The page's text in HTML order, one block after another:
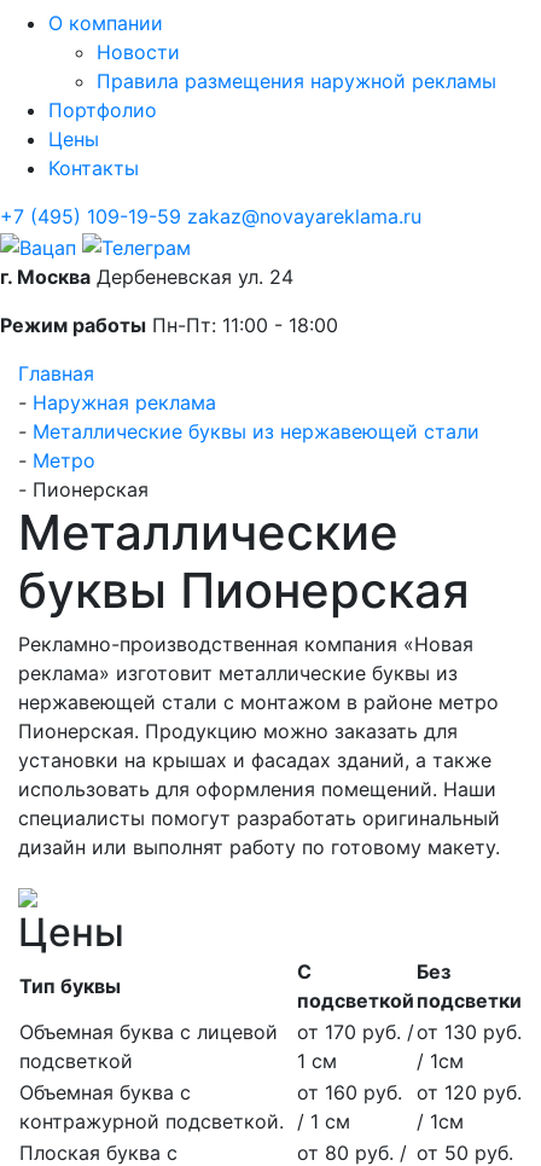
О компании
Новости
Правила размещения наружной рекламы
Портфолио
Цены
Контакты
+7 (495) 109-19-59 zakaz@novayareklama.ru
г. Москва Дербеневская ул. 24
Режим работы Пн-Пт: 11:00 - 18:00
Главная
- Наружная реклама
- Металлические буквы из нержавеющей стали
- Метро
- Пионерская
Металлические
буквы Пионерская
Рекламно-производственная компания «Новая
реклама» изготовит металлические буквы из
нержавеющей стали с монтажом в районе метро
Пионерская. Продукцию можно заказать для
установки на крышах и фасадах зданий, а также
использовать для оформления помещений. Наши
специалисты помогут разработать оригинальный
дизайн или выполнят работу по готовому макету.
Цены
Тип буквы
С
подсветкой
Без
подсветки
Объемная буква с лицевой
подсветкой
от 170 руб. /
1 см
от 130 руб.
/ 1см
Объемная буква с
контражурной подсветкой.
от 160 руб.
/ 1 см
от 120 руб.
/ 1см
Плоская буква с
от 80 руб. / от 50 руб.